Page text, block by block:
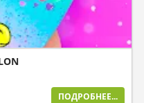
ПОДРОБНЕЕ...